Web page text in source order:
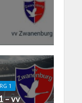
1
– vv